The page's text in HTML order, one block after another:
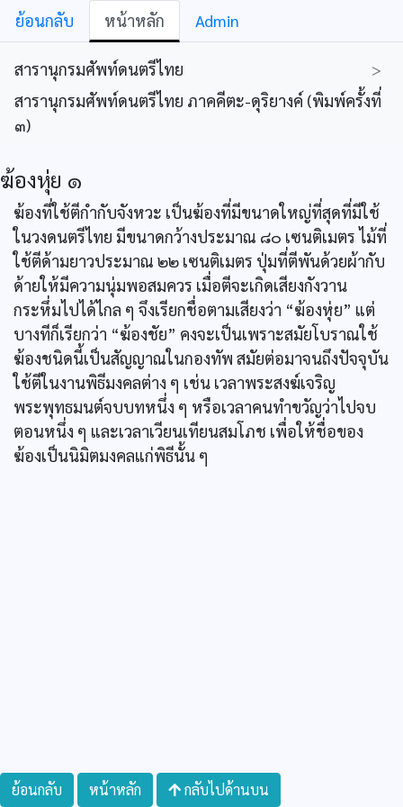
ย้อนกลับ หน้าหลัก Admin
สารานุกรมศัพท์ดนตรีไทย
>
สารานุกรมศัพท์ดนตรีไทย ภาคคีตะ-ดุริยางค์ (พิมพ์ครั้งที่
๓)
ฆ้องหุ่ย ๑
ฆ้องที่ใช้ตีกำกับจังหวะ เป็นฆ้องที่มีขนาดใหญ่ที่สุดที่มีใช้
ในวงดนตรีไทย มีขนาดกว้างประมาณ ๘๐ เซนติเมตร ไม้ที่
ใช้ตีด้ามยาวประมาณ ๒๒ เซนติเมตร ปุ่มที่ตีพันด้วยผ้ากับ
ด้ายให้มีความนุ่มพอสมควร เมื่อตีจะเกิดเสียงกังวาน
กระหึ่มไปได้ไกล ๆ จึงเรียกชื่อตามเสียงว่า “ฆ้องหุ่ย” แต่
บางทีก็เรียกว่า “ฆ้องชัย” คงจะเป็นเพราะสมัยโบราณใช้
ฆ้องชนิดนี้เป็นสัญญาณในกองทัพ สมัยต่อมาจนถึงปัจจุบัน
ใช้ตีในงานพิธีมงคลต่าง ๆ เช่น เวลาพระสงฆ์เจริญ
พระพุทธมนต์จบบทหนึ่ง ๆ หรือเวลาคนทำขวัญว่าไปจบ
ตอนหนึ่ง ๆ และเวลาเวียนเทียนสมโภช เพื่อให้ชื่อของ
ฆ้องเป็นนิมิตมงคลแก่พิธีนั้น ๆ
ย้อนกลับ หน้าหลัก กลับไปด้านบน